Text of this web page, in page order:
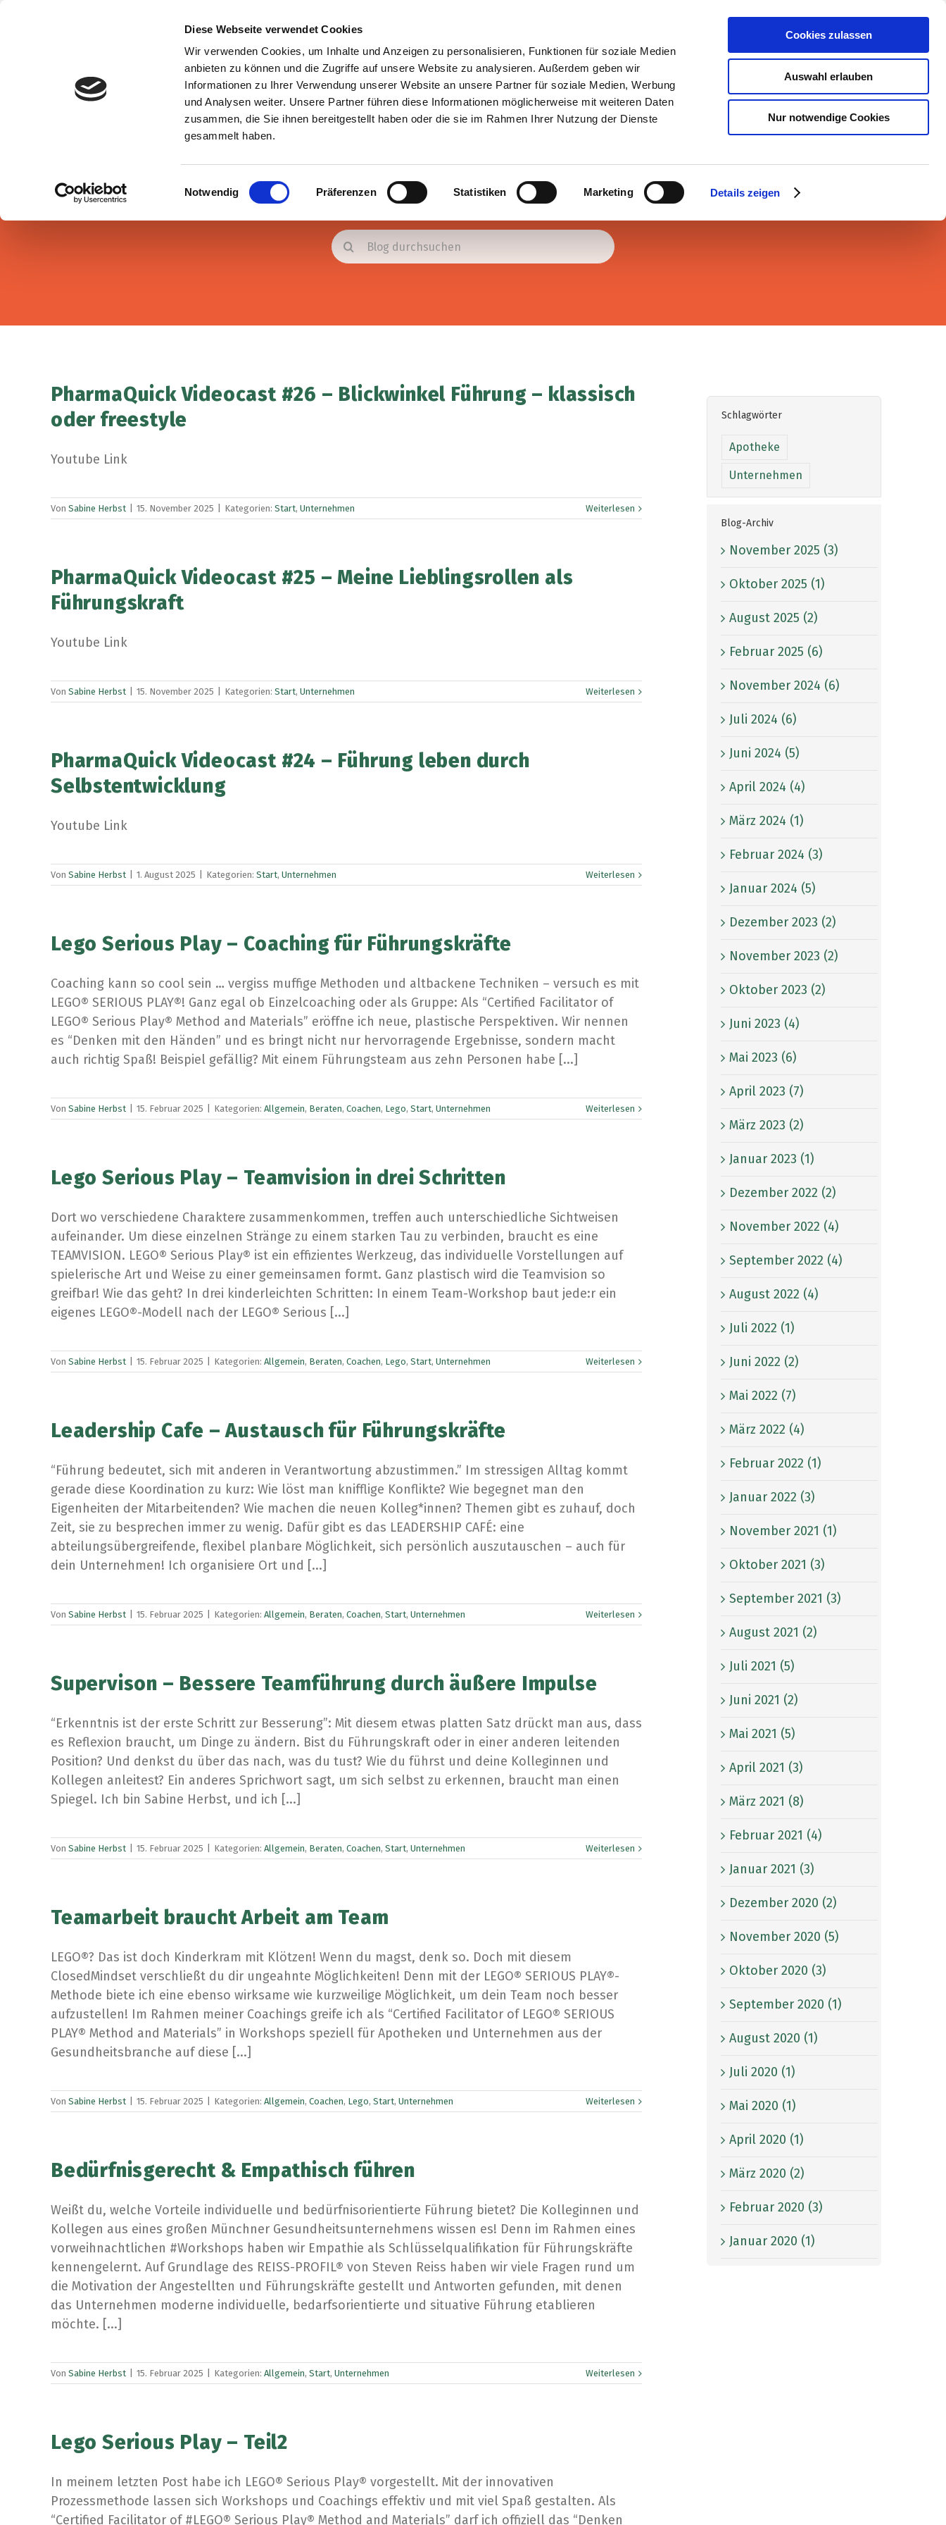
Diese Webseite verwendet Cookies
Wir verwenden Cookies, um Inhalte und Anzeigen zu personalisieren, Funktionen für soziale Medien
anbieten zu können und die Zugriffe auf unsere Website zu analysieren. Außerdem geben wir
Informationen zu Ihrer Verwendung unserer Website an unsere Partner für soziale Medien, Werbung
und Analysen weiter. Unsere Partner führen diese Informationen möglicherweise mit weiteren Daten
zusammen, die Sie ihnen bereitgestellt haben oder die sie im Rahmen Ihrer Nutzung der Dienste
gesammelt haben.
Einwilligungsauswahl
Notwendig Präferenzen Statistiken Marketing Details zeigen
Cookies zulassen
Auswahl erlauben
Nur notwendige Cookies
Download Kontakt
Angebote Coachen Vernetzen Profil
Blog
Suche
nach:
PharmaQuick Videocast #26 – Blickwinkel Führung – klassisch
oder freestyle
Youtube Link
Von Sabine Herbst 15. November 2025 Kategorien: Start, Unternehmen Weiterlesen
PharmaQuick Videocast #25 – Meine Lieblingsrollen als
Führungskraft
Youtube Link
Von Sabine Herbst 15. November 2025 Kategorien: Start, Unternehmen Weiterlesen
PharmaQuick Videocast #24 – Führung leben durch
Selbstentwicklung
Youtube Link
Von Sabine Herbst 1. August 2025 Kategorien: Start, Unternehmen Weiterlesen
Lego Serious Play – Coaching für Führungskräfte
Coaching kann so cool sein … vergiss muffige Methoden und altbackene Techniken – versuch es mit
LEGO® SERIOUS PLAY®! Ganz egal ob Einzelcoaching oder als Gruppe: Als “Certified Facilitator of
LEGO® Serious Play® Method and Materials” eröffne ich neue, plastische Perspektiven. Wir nennen
es “Denken mit den Händen” und es bringt nicht nur hervorragende Ergebnisse, sondern macht
auch richtig Spaß! Beispiel gefällig? Mit einem Führungsteam aus zehn Personen habe [...]
Von Sabine Herbst 15. Februar 2025 Kategorien: Allgemein, Beraten, Coachen, Lego, Start, Unternehmen Weiterlesen
Lego Serious Play – Teamvision in drei Schritten
Dort wo verschiedene Charaktere zusammenkommen, treffen auch unterschiedliche Sichtweisen
aufeinander. Um diese einzelnen Stränge zu einem starken Tau zu verbinden, braucht es eine
TEAMVISION. LEGO® Serious Play® ist ein effizientes Werkzeug, das individuelle Vorstellungen auf
spielerische Art und Weise zu einer gemeinsamen formt. Ganz plastisch wird die Teamvision so
greifbar! Wie das geht? In drei kinderleichten Schritten: In einem Team-Workshop baut jede:r ein
eigenes LEGO®-Modell nach der LEGO® Serious [...]
Von Sabine Herbst 15. Februar 2025 Kategorien: Allgemein, Beraten, Coachen, Lego, Start, Unternehmen Weiterlesen
Leadership Cafe – Austausch für Führungskräfte
“Führung bedeutet, sich mit anderen in Verantwortung abzustimmen.” Im stressigen Alltag kommt
gerade diese Koordination zu kurz: Wie löst man knifflige Konflikte? Wie begegnet man den
Eigenheiten der Mitarbeitenden? Wie machen die neuen Kolleg*innen? Themen gibt es zuhauf, doch
Zeit, sie zu besprechen immer zu wenig. Dafür gibt es das LEADERSHIP CAFÉ: eine
abteilungsübergreifende, flexibel planbare Möglichkeit, sich persönlich auszutauschen – auch für
dein Unternehmen! Ich organisiere Ort und [...]
Von Sabine Herbst 15. Februar 2025 Kategorien: Allgemein, Beraten, Coachen, Start, Unternehmen Weiterlesen
Supervison – Bessere Teamführung durch äußere Impulse
“Erkenntnis ist der erste Schritt zur Besserung”: Mit diesem etwas platten Satz drückt man aus, dass
es Reflexion braucht, um Dinge zu ändern. Bist du Führungskraft oder in einer anderen leitenden
Position? Und denkst du über das nach, was du tust? Wie du führst und deine Kolleginnen und
Kollegen anleitest? Ein anderes Sprichwort sagt, um sich selbst zu erkennen, braucht man einen
Spiegel. Ich bin Sabine Herbst, und ich [...]
Von Sabine Herbst 15. Februar 2025 Kategorien: Allgemein, Beraten, Coachen, Start, Unternehmen Weiterlesen
Teamarbeit braucht Arbeit am Team
LEGO®? Das ist doch Kinderkram mit Klötzen! Wenn du magst, denk so. Doch mit diesem
ClosedMindset verschließt du dir ungeahnte Möglichkeiten! Denn mit der LEGO® SERIOUS PLAY®-
Methode biete ich eine ebenso wirksame wie kurzweilige Möglichkeit, um dein Team noch besser
aufzustellen! Im Rahmen meiner Coachings greife ich als “Certified Facilitator of LEGO® SERIOUS
PLAY® Method and Materials” in Workshops speziell für Apotheken und Unternehmen aus der
Gesundheitsbranche auf diese [...]
Von Sabine Herbst 15. Februar 2025 Kategorien: Allgemein, Coachen, Lego, Start, Unternehmen Weiterlesen
Bedürfnisgerecht & Empathisch führen
Weißt du, welche Vorteile individuelle und bedürfnisorientierte Führung bietet? Die Kolleginnen und
Kollegen aus eines großen Münchner Gesundheitsunternehmens wissen es! Denn im Rahmen eines
vorweihnachtlichen #Workshops haben wir Empathie als Schlüsselqualifikation für Führungskräfte
kennengelernt. Auf Grundlage des REISS-PROFIL® von Steven Reiss haben wir viele Fragen rund um
die Motivation der Angestellten und Führungskräfte gestellt und Antworten gefunden, mit denen
das Unternehmen moderne individuelle, bedarfsorientierte und situative Führung etablieren
möchte. [...]
Von Sabine Herbst 15. Februar 2025 Kategorien: Allgemein, Start, Unternehmen Weiterlesen
Lego Serious Play – Teil2
In meinem letzten Post habe ich LEGO® Serious Play® vorgestellt. Mit der innovativen
Prozessmethode lassen sich Workshops und Coachings effektiv und mit viel Spaß gestalten. Als
“Certified Facilitator of #LEGO® Serious Play® Method and Materials” darf ich offiziell das “Denken
Schlagwörter
Apotheke
Unternehmen
Blog-Archiv
November 2025 (3)
Oktober 2025 (1)
August 2025 (2)
Februar 2025 (6)
November 2024 (6)
Juli 2024 (6)
Juni 2024 (5)
April 2024 (4)
März 2024 (1)
Februar 2024 (3)
Januar 2024 (5)
Dezember 2023 (2)
November 2023 (2)
Oktober 2023 (2)
Juni 2023 (4)
Mai 2023 (6)
April 2023 (7)
März 2023 (2)
Januar 2023 (1)
Dezember 2022 (2)
November 2022 (4)
September 2022 (4)
August 2022 (4)
Juli 2022 (1)
Juni 2022 (2)
Mai 2022 (7)
März 2022 (4)
Februar 2022 (1)
Januar 2022 (3)
November 2021 (1)
Oktober 2021 (3)
September 2021 (3)
August 2021 (2)
Juli 2021 (5)
Juni 2021 (2)
Mai 2021 (5)
April 2021 (3)
März 2021 (8)
Februar 2021 (4)
Januar 2021 (3)
Dezember 2020 (2)
November 2020 (5)
Oktober 2020 (3)
September 2020 (1)
August 2020 (1)
Juli 2020 (1)
Mai 2020 (1)
April 2020 (1)
März 2020 (2)
Februar 2020 (3)
Januar 2020 (1)